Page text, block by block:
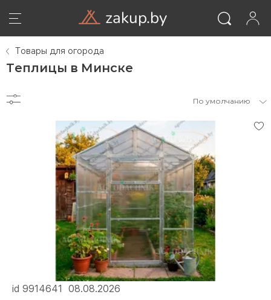
zakup.by
Товары для огорода
Теплицы в Минске
По умолчанию
id 9914641 08.08.2026